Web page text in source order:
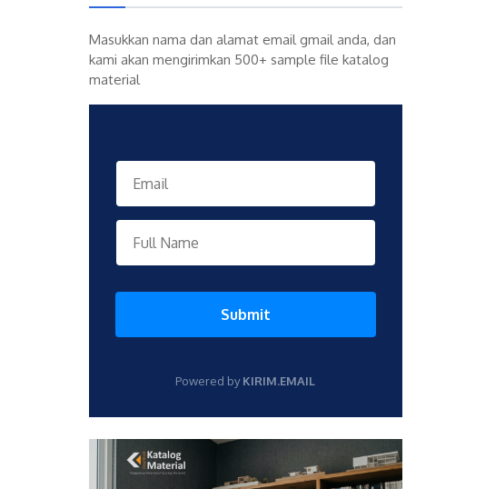
Masukkan nama dan alamat email gmail anda, dan
kami akan mengirimkan 500+ sample file katalog
material
Submit
Powered byKIRIM.EMAIL